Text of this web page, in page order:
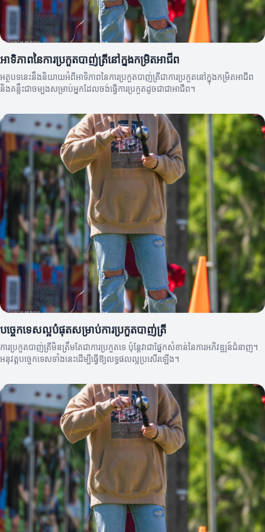
អាទិភាពនៃការប្រកួតបាញ់ត្រីនៅក្នុងកម្រិតអាជីព
អត្ថបទនេះនឹងនិយាយអំពីអាទិភាពនៃការប្រកួតបាញ់ត្រីជាការប្រកួតនៅក្នុងកម្រិតអាជីព
និងគន្លឹះជាចម្បងសម្រាប់អ្នកដែលចង់ធ្វើការប្រកួតដូចជាជាអាជីព។
បច្ចេកទេសល្អបំផុតសម្រាប់ការប្រកួតបាញ់ត្រី
ការប្រកួតបាញ់ត្រីមិនត្រឹមតែជាការប្រកួតទេ ប៉ុន្តែវាជាផ្នែកសំខាន់នៃការអភិវឌ្ឍន៍ជំនាញ។
អនុវត្តបច្ចេកទេសទាំងនេះដើម្បីធ្វើឱ្យលទ្ធផលល្អប្រសើរឡើង។